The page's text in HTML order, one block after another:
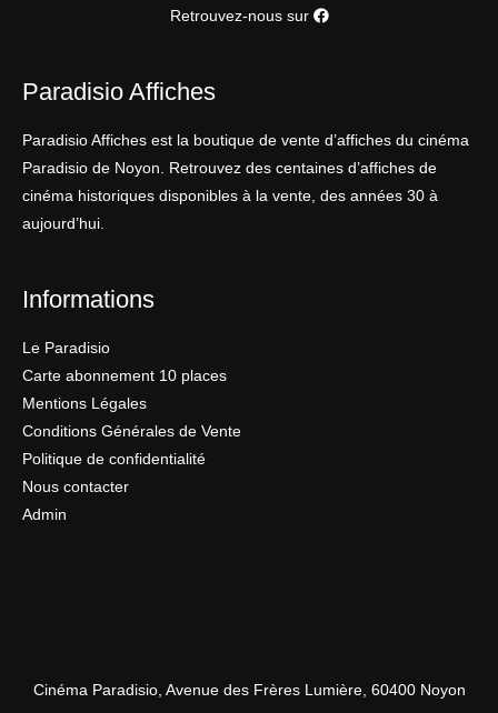
Retrouvez-nous sur
Paradisio Affiches
Paradisio Affiches est la boutique de vente d’affiches du cinéma
Paradisio de Noyon. Retrouvez des centaines d’affiches de
cinéma historiques disponibles à la vente, des années 30 à
aujourd’hui.
Informations
Le Paradisio
Carte abonnement 10 places
Mentions Légales
Conditions Générales de Vente
Politique de confidentialité
Nous contacter
Admin
Cinéma Paradisio, Avenue des Frères Lumière, 60400 Noyon